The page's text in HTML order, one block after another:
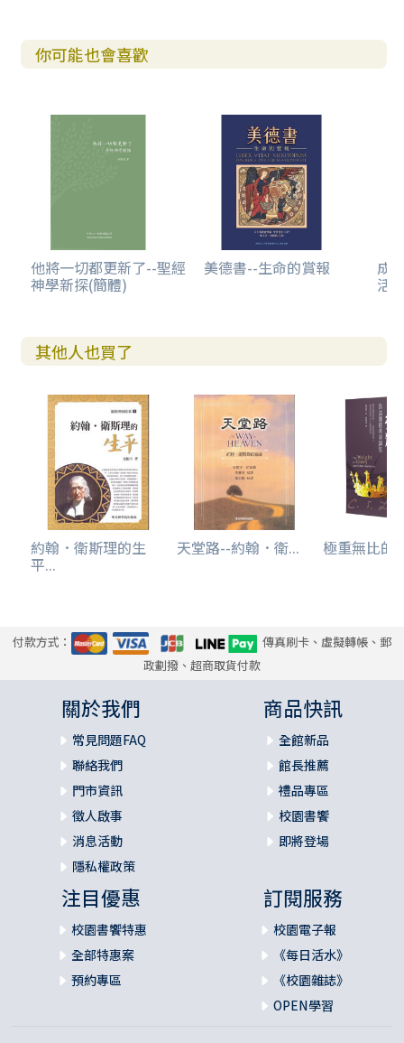
你可能也會喜歡
他將一切都更新了--聖經
神學新探(簡體)
美德書--生命的賞報 成
活
其他人也買了
約翰．衛斯理的生
平...
天堂路--約翰．衛... 極重無比的
付款方式：
傳真刷卡、虛擬轉帳、郵
政劃撥、超商取貨付款
關於我們
常見問題FAQ
聯絡我們
門市資訊
徵人啟事
消息活動
隱私權政策
商品快訊
全館新品
館長推薦
禮品專區
校園書饗
即將登場
注目優惠
校園書饗特惠
全部特惠案
預約專區
訂閱服務
校園電子報
《每日活水》
《校園雜誌》
OPEN學習